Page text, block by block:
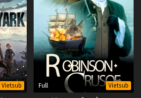
Vietsub Full Vietsub